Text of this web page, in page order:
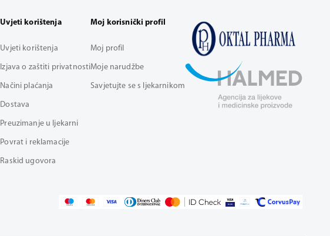
Uvjeti korištenja
Uvjeti korištenja
Izjava o zaštiti privatnosti
Načini plaćanja
Dostava
Preuzimanje u ljekarni
Povrat i reklamacije
Raskid ugovora
Moj korisnički profil
Moj profil
Moje narudžbe
Savjetujte se s ljekarnikom